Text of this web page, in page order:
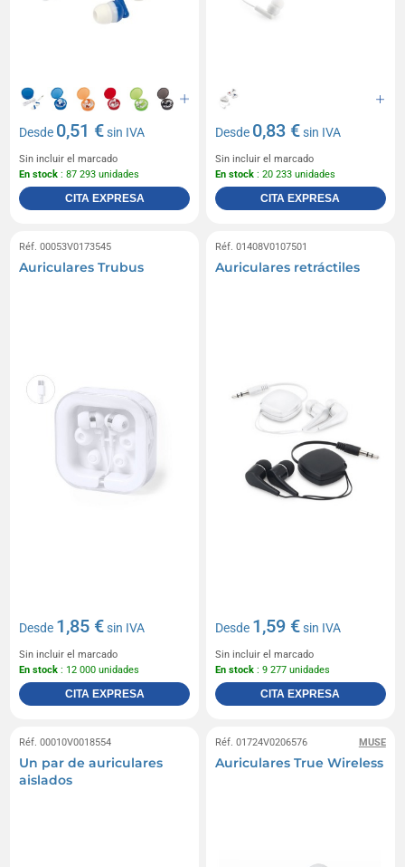
Desde 0,51 €sin IVA
Sin incluir el marcado
En stock : 87 293 unidades
CITA EXPRESA
Desde 0,83 €sin IVA
Sin incluir el marcado
En stock : 20 233 unidades
CITA EXPRESA
Réf. 00053V0173545
Auriculares Trubus
Desde 1,85 €sin IVA
Sin incluir el marcado
En stock : 12 000 unidades
CITA EXPRESA
Réf. 01408V0107501
Auriculares retráctiles
Desde 1,59 €sin IVA
Sin incluir el marcado
En stock : 9 277 unidades
CITA EXPRESA
Réf. 00010V0018554
Un par de auriculares
aislados
MUSE
Réf. 01724V0206576
Auriculares True Wireless